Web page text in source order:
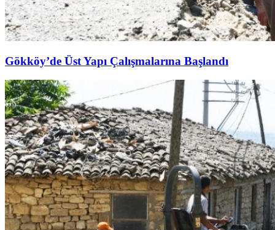
Gökköy’de Üst Yapı Çalışmalarına Başlandı